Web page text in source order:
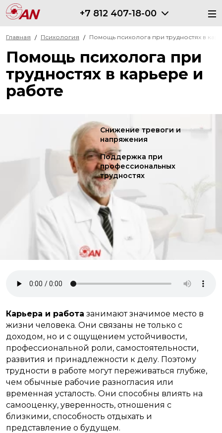
+7 812 407-18-00
Главная Психология Помощь психолога при трудностях в
Помощь психолога при
трудностях в карьере и
работе
Снижение тревоги и
напряжения
Поддержка при
профессиональных
трудностях
Карьера и работа занимают значимое место в
жизни человека. Они связаны не только с
доходом, но и с ощущением устойчивости,
профессиональной роли, самостоятельности,
развития и принадлежности к делу. Поэтому
трудности в работе могут переживаться глубже,
чем обычные рабочие разногласия или
временная усталость. Они способны влиять на
самооценку, уверенность, отношения с
близкими, способность отдыхать и
представление о будущем.